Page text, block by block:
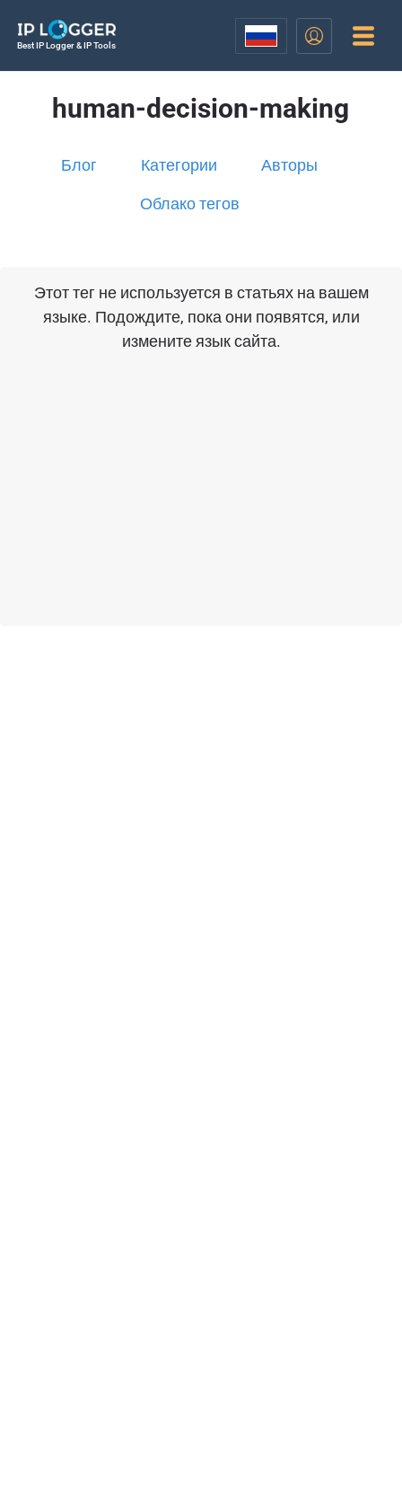
Best IP Logger & IP Tools
human-decision-making
Блог Категории Авторы
Облако тегов